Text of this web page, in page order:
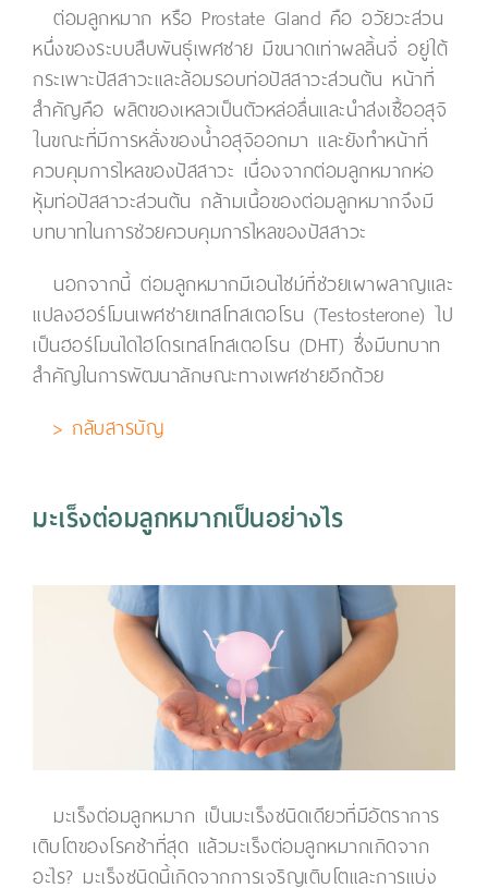
ต่อมลูกหมาก หรือ Prostate Gland คือ อวัยวะส่วน
หนึ่งของระบบสืบพันธุ์เพศชาย มีขนาดเท่าผลลิ้นจี่ อยู่ใต้
กระเพาะปัสสาวะและล้อมรอบท่อปัสสาวะส่วนต้น หน้าที่
สำคัญคือ ผลิตของเหลวเป็นตัวหล่อลื่นและนำส่งเชื้ออสุจิ
ในขณะที่มีการหลั่งของน้ำอสุจิออกมา และยังทำหน้าที่
ควบคุมการไหลของปัสสาวะ เนื่องจากต่อมลูกหมากห่อ
หุ้มท่อปัสสาวะส่วนต้น กล้ามเนื้อของต่อมลูกหมากจึงมี
บทบาทในการช่วยควบคุมการไหลของปัสสาวะ
นอกจากนี้ ต่อมลูกหมากมีเอนไซม์ที่ช่วยเผาผลาญและ
แปลงฮอร์โมนเพศชายเทสโทสเตอโรน (Testosterone) ไป
เป็นฮอร์โมนไดไฮโดรเทสโทสเตอโรน (DHT) ซึ่งมีบทบาท
สำคัญในการพัฒนาลักษณะทางเพศชายอีกด้วย
> กลับสารบัญ
มะเร็งต่อมลูกหมากเป็นอย่างไร
มะเร็งต่อมลูกหมาก เป็นมะเร็งชนิดเดียวที่มีอัตราการ
เติบโตของโรคช้าที่สุด แล้วมะเร็งต่อมลูกหมากเกิดจาก
อะไร? มะเร็งชนิดนี้เกิดจากการเจริญเติบโตและการแบ่ง